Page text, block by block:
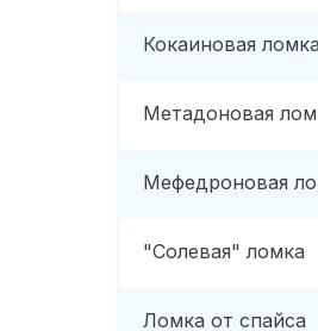
Кокаиновая ломка
Метадоновая
Мефедроновая
"Солевая" ломка
Ломка от спайса